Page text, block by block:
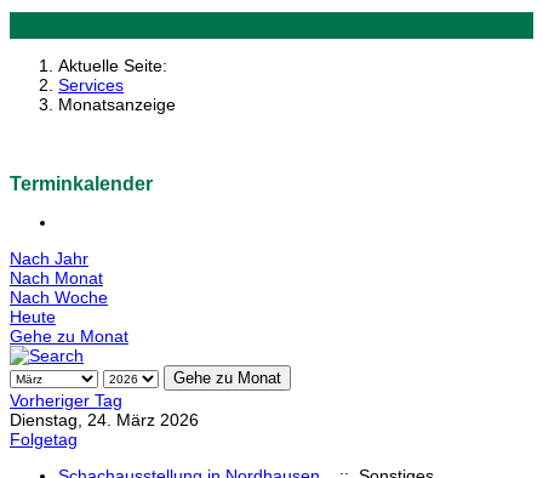
Aktuelle Seite:
Services
Monatsanzeige
Terminkalender
Nach Jahr
Nach Monat
Nach Woche
Heute
Gehe zu Monat
Gehe zu Monat
Vorheriger Tag
Dienstag, 24. März 2026
Folgetag